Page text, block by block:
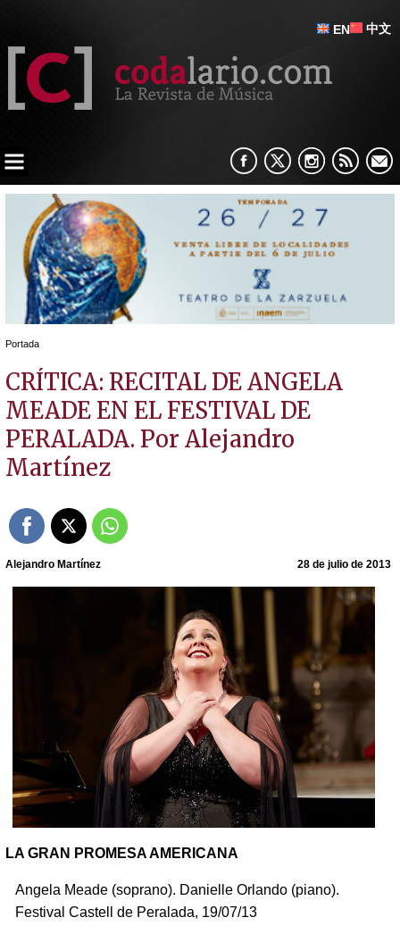
EN 中文
Portada
CRÍTICA: RECITAL DE ANGELA
MEADE EN EL FESTIVAL DE
PERALADA. Por Alejandro
Martínez
Alejandro Martínez 28 de julio de 2013
LA GRAN PROMESA AMERICANA
Angela Meade (soprano). Danielle Orlando (piano).
Festival Castell de Peralada, 19/07/13